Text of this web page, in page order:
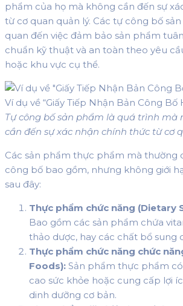
phẩm của họ mà không cần đến sự
từ cơ quan quản lý. Các tự công bố
quan đến việc đảm bảo sản phẩm
chuẩn kỹ thuật và an toàn theo yêu
hoặc khu vực cụ thể.
Ví dụ về “Giấy Tiếp Nhận Bản Công Bố
Tự công bố sản phẩm là quá trình
cần đến sự xác nhận chính thức từ cơ
Các sản phẩm thực phẩm mà thường
công bố bao gồm, nhưng không giới
sau đây:
Thực phẩm chức năng (Dietary
Bao gồm các sản phẩm chứa
thảo dược, hay các chất bổ sung
Thực phẩm chức năng chức
Foods): Sản phẩm thực phẩm
cao sức khỏe hoặc cung cấp lợi
dinh dưỡng cơ bản.